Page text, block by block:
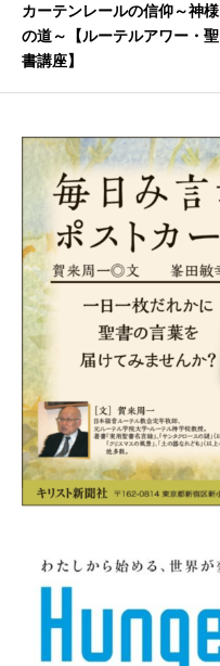
カーテンレールの信仰～神様
の道～【ルーテルアワー・聖
書講座】